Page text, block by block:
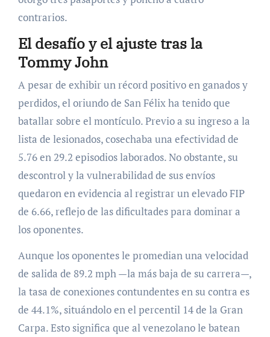
contrarios.
El desafío y el ajuste tras la
Tommy John
A pesar de exhibir un récord positivo en ganados y
perdidos, el oriundo de San Félix ha tenido que
batallar sobre el montículo. Previo a su ingreso a la
lista de lesionados, cosechaba una efectividad de
5.76 en 29.2 episodios laborados. No obstante, su
descontrol y la vulnerabilidad de sus envíos
quedaron en evidencia al registrar un elevado FIP
de 6.66, reflejo de las dificultades para dominar a
los oponentes.
Aunque los oponentes le promedian una velocidad
de salida de 89.2 mph —la más baja de su carrera—,
la tasa de conexiones contundentes en su contra es
de 44.1%, situándolo en el percentil 14 de la Gran
Carpa. Esto significa que al venezolano le batean